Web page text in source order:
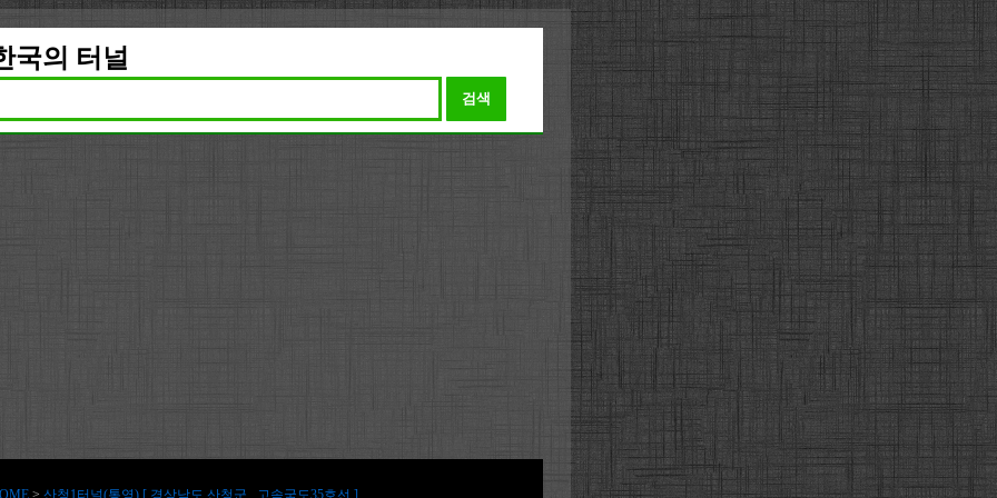
국의 터널
검색
> 산청1터널(통영) [ 경상남도 산청군 , 고속국도35호선 ]